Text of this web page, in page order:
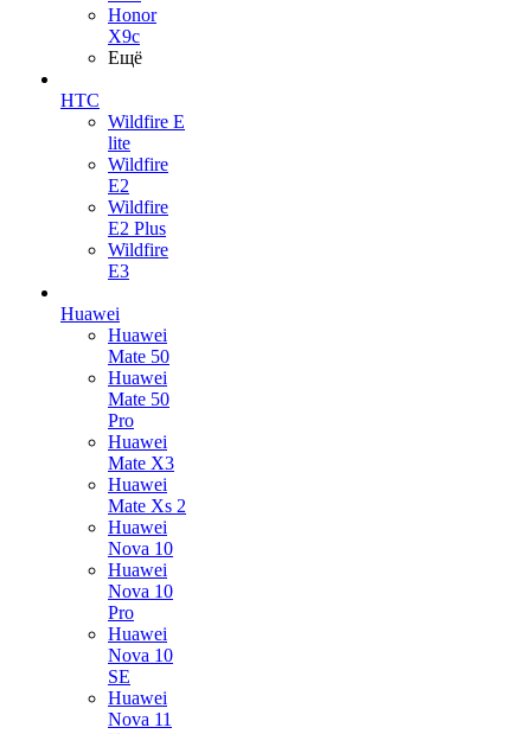
Honor
X9c
Ещё
HTC
Wildfire E
lite
Wildfire
E2
Wildfire
E2 Plus
Wildfire
E3
Huawei
Huawei
Mate 50
Huawei
Mate 50
Pro
Huawei
Mate X3
Huawei
Mate Xs 2
Huawei
Nova 10
Huawei
Nova 10
Pro
Huawei
Nova 10
SE
Huawei
Nova 11